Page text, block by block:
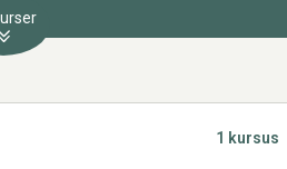
1 kursus